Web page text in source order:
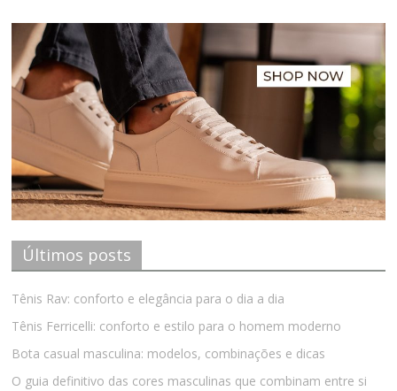
Últimos posts
Tênis Rav: conforto e elegância para o dia a dia
Tênis Ferricelli: conforto e estilo para o homem moderno
Bota casual masculina: modelos, combinações e dicas
O guia definitivo das cores masculinas que combinam entre si